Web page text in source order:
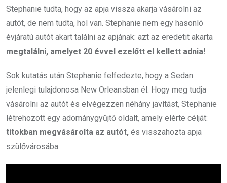
Stephanie tudta, hogy az apja vissza akarja vásárolni az
autót, de nem tudta, hol van. Stephanie nem egy hasonló
évjáratú autót akart találni az apjának: azt az eredetit akarta
megtalálni, amelyet 20 évvel ezelőtt el kellett adnia!
Sok kutatás után Stephanie felfedezte, hogy a Sedan
jelenlegi tulajdonosa New Orleansban él. Hogy meg tudja
vásárolni az autót és elvégezzen néhány javítást, Stephanie
létrehozott egy adománygyűjtő oldalt, amely elérte célját:
titokban megvásárolta az autót, és visszahozta apja
szülővárosába.